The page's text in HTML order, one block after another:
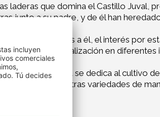
laderas que domina el Castillo Juval,
junto a su padre, y de él han
“Gracias a él, el interés por
cursos de especialización en diferentes
La empresa se dedica al cultivo
se añadirán otras variedades de